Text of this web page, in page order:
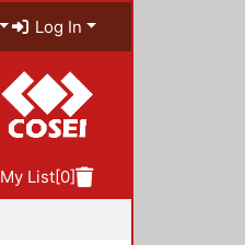
Log In
My List[0]